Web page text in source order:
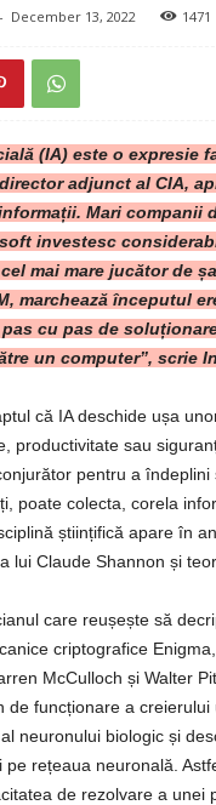
- December 13, 2022 1471
(IA) este o expresie
adjunct al CIA,
Mari companii
investesc
mai mare jucător de
marchează începutul
cu pas de
un computer”, scrie
că IA deschide ușa
productivitate sau
pentru a
poate colecta, corela
științifică apare în
lui Claude Shannon și
care reușește să
criptografice
McCulloch și Walter
de funcționare a
neuronului biologic și
rețeaua neuronală.
de rezolvare a